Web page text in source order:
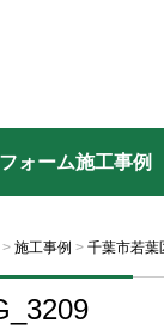
ォーム施工事例
> 施工事例 > 千葉市若葉